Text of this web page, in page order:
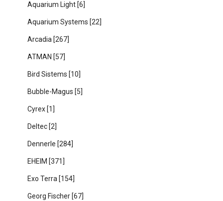
Aquarium Light [6]
Aquarium Systems [22]
Arcadia [267]
ATMAN [57]
Bird Sistems [10]
Bubble-Magus [5]
Cyrex [1]
Deltec [2]
Dennerle [284]
EHEIM [371]
Exo Terra [154]
Georg Fischer [67]